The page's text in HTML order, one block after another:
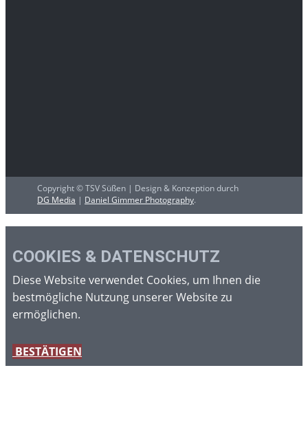
Copyright © TSV Süßen | ​Design & Konzeption durch
DG Media | Daniel Gimmer Photography.
COOKIES & DATENSCHUTZ
Diese Website verwendet Cookies, um Ihnen die
bestmögliche Nutzung unserer Website zu
ermöglichen.
BESTÄTIGEN